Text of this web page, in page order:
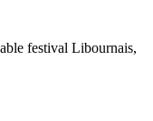
festival Libournais,